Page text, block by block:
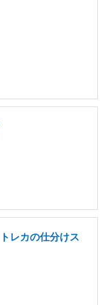
レカの仕分けス